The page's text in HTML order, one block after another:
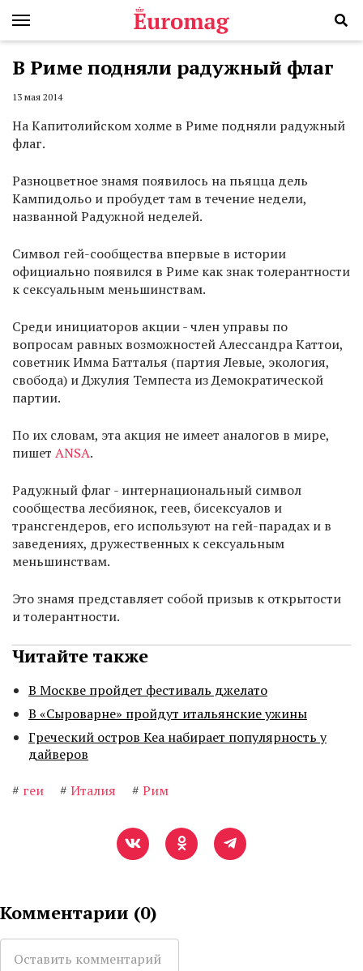
В Риме подняли радужный флаг
13 мая 2014
На Капитолийском холме в Риме подняли радужный
флаг.
Разноцветное знамя появилось на пьяцца дель
Кампидольо и пробудет там в течение недели,
названной Радужной неделей.
Символ гей-сообщества впервые в истории
официально появился в Риме как знак толерантности
к сексуальным меньшинствам.
Среди инициаторов акции - член управы по
вопросам равных возможностей Алессандра Каттои,
советник Имма Батталья (партия Левые, экология,
свобода) и Джулия Темпеста из Демократической
партии.
По их словам, эта акция не имеет аналогов в мире,
пишет ANSA.
Радужный флаг - интернациональный символ
сообщества лесбиянок, геев, бисексуалов и
трансгендеров, его используют на гей-парадах и в
заведениях, дружественных к сексуальным
меньшинствам.
Это знамя представляет собой призыв к открытости
и толерантности.
Читайте также
В Москве пройдет фестиваль джелато
В «Сыроварне» пройдут итальянские ужины
Греческий остров Кеа набирает популярность у
дайверов
# геи # Италия # Рим
Комментарии (0)